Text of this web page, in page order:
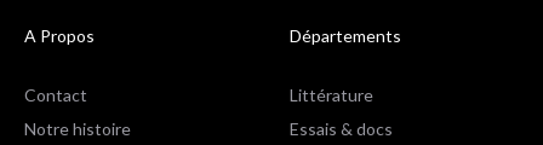
A Propos
Contact
Notre histoire
Départements
Littérature
Essais & docs